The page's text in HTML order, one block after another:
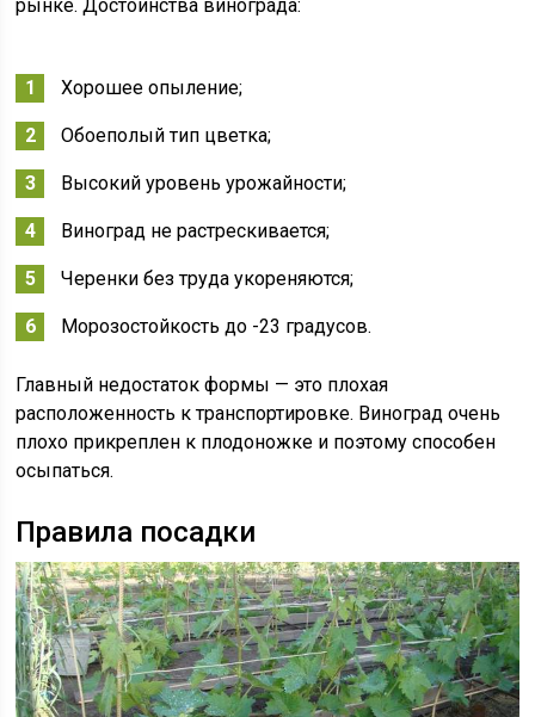
рынке. Достоинства винограда:
Хорошее опыление;
Обоеполый тип цветка;
Высокий уровень урожайности;
Виноград не растрескивается;
Черенки без труда укореняются;
Морозостойкость до -23 градусов.
Главный недостаток формы — это плохая
расположенность к транспортировке. Виноград очень
плохо прикреплен к плодоножке и поэтому способен
осыпаться.
Правила посадки